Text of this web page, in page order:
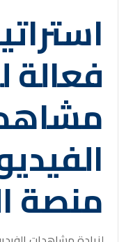
فعالة
منصة